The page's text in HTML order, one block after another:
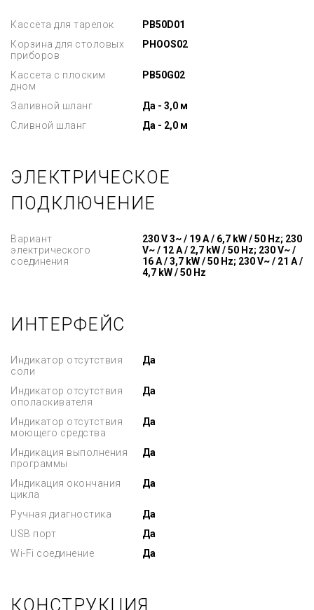
Кассета для тарелок
PB50D01
Корзина для столовых
приборов
PHOOS02
Кассета с плоским
дном
PB50G02
Заливной шланг
Да - 3,0 м
Сливной шланг
Да - 2,0 м
ЭЛЕКТРИЧЕСКОЕ
ПОДКЛЮЧЕНИЕ
Вариант
электрического
соединения
230 V 3~ / 19 A / 6,7 kW / 50 Hz; 230
V~ / 12 A / 2,7 kW / 50 Hz; 230 V~ /
16 A / 3,7 kW / 50 Hz; 230 V~ / 21 A /
4,7 kW / 50 Hz
ИНТЕРФЕЙС
Индикатор отсутствия
соли
Да
Индикатор отсутствия
ополаскивателя
Да
Индикатор отсутствия
моющего средства
Да
Индикация выполнения
программы
Да
Индикация окончания
цикла
Да
Ручная диагностика
Да
USB порт
Да
Wi-Fi соединение
Да
КОНСТРУКЦИЯ